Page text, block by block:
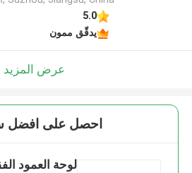
5.0
يدقّق ممون
عرض المزيد
احصل على افضل
لوحة العمود